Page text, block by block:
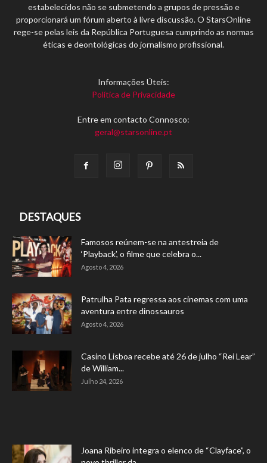
estabelecidos não se submetendo a grupos de pressão e
proporcionará um fórum aberto à livre discussão. O StarsOnline
rege-se pelas leis da República Portuguesa cumprindo as normas
éticas e deontológicas do jornalismo profissional.
Informações Úteis:
Política de Privacidade
Entre em contacto Connosco:
geral@starsonline.pt
DESTAQUES
Famosos reúnem-se na antestreia de
‘Playback’, o filme que celebra o...
Agosto 4, 2026
Patrulha Pata regressa aos cinemas com uma
aventura entre dinossauros
Agosto 4, 2026
Casino Lisboa recebe até 26 de julho “Rei Lear”
de William...
Julho 24, 2026
Joana Ribeiro integra o elenco de “Clayface”, o